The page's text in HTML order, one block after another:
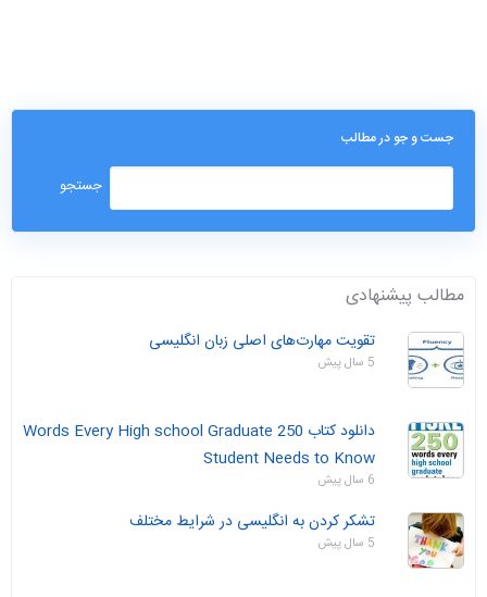
جست و جو در مطالب
مطالب پیشنهادی
تقویت مهارت‌های اصلی زبان انگلیسی
5 سال پیش
دانلود کتاب 250 Words Every High school Graduate
Student Needs to Know
6 سال پیش
تشکر کردن به انگلیسی در شرایط مختلف
5 سال پیش